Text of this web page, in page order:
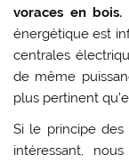
voraces en bois.
énergétique est
centrales
de même
plus pertinent
Si le principe
intéressant,